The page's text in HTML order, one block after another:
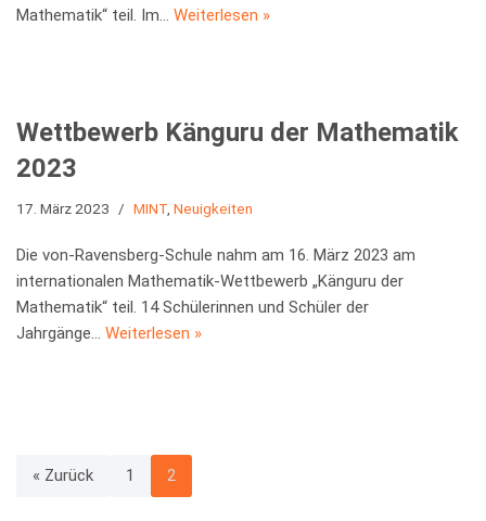
Mathematik“ teil. Im… Weiterlesen »
Wettbewerb Känguru der Mathematik
2023
17. März 2023 MINT Neuigkeiten
Die von-Ravensberg-Schule nahm am 16. März 2023 am
internationalen Mathematik-Wettbewerb „Känguru der
Mathematik“ teil. 14 Schülerinnen und Schüler der
Jahrgänge… Weiterlesen »
« Zurück 1 2